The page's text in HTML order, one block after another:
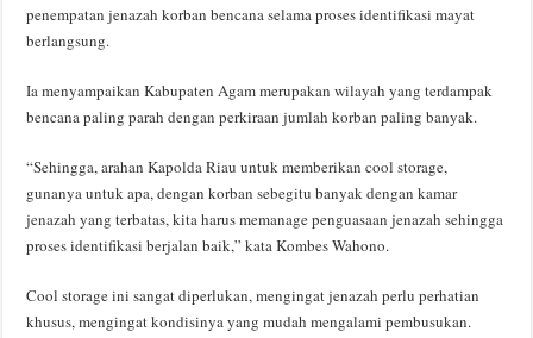
penempatan jenazah korban bencana selama proses identifikasi mayat
berlangsung.
Ia menyampaikan Kabupaten Agam merupakan wilayah yang terdampak
bencana paling parah dengan perkiraan jumlah korban paling banyak.
“Sehingga, arahan Kapolda Riau untuk memberikan cool storage,
gunanya untuk apa, dengan korban sebegitu banyak dengan kamar
jenazah yang terbatas, kita harus memanage penguasaan jenazah sehingga
proses identifikasi berjalan baik,” kata Kombes Wahono.
Cool storage ini sangat diperlukan, mengingat jenazah perlu perhatian
khusus, mengingat kondisinya yang mudah mengalami pembusukan.